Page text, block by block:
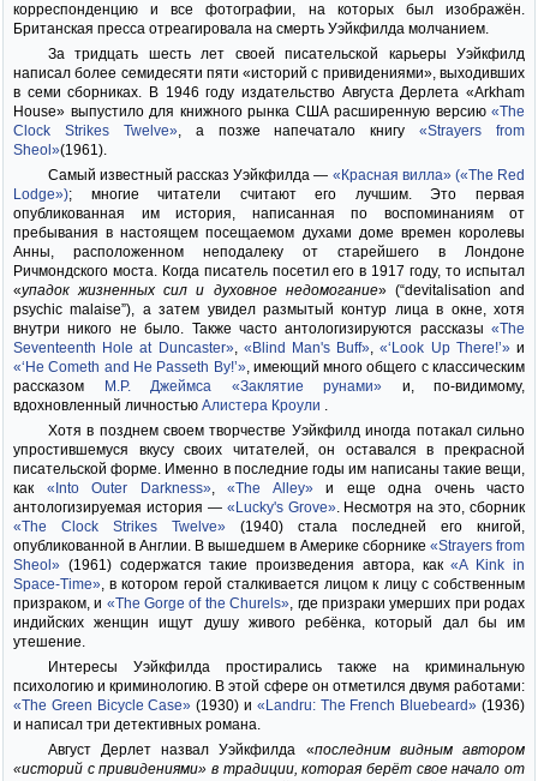
корреспонденцию и все фотографии, на которых был изображён.
Британская пресса отреагировала на смерть Уэйкфилда молчанием.
За тридцать шесть лет своей писательской карьеры Уэйкфилд
написал более семидесяти пяти «историй с привидениями», выходивших
в семи сборниках. В 1946 году издательство Августа Дерлета «Arkham
House» выпустило для книжного рынка США расширенную версию «The
Clock Strikes Twelve», а позже напечатало книгу«Strayers from
Sheol»(1961).
Самый известный рассказ Уэйкфилда — «Красная вилла» («The Red
Lodge»); многие читатели считают его лучшим. Это первая
опубликованная им история, написанная по воспоминаниям от
пребывания в настоящем посещаемом духами доме времен королевы
Анны, расположенном неподалеку от старейшего в Лондоне
Ричмондского моста. Когда писатель посетил его в 1917 году, то испытал
«упадок жизненных сил и духовное недомогание» (“devitalisation and
psychic malaise”), а затем увидел размытый контур лица в окне, хотя
внутри никого не было. Также часто антологизируются рассказы «The
Seventeenth Hole at Duncaster», «Blind Man's Buff»,«‘Look Up There!’»и
«‘He Cometh and He Passeth By!’», имеющий много общего с классическим
рассказом
М.Р. Джеймса «Заклятие рунами» и, по-видимому,
вдохновленный личностью Алистера Кроули .
Хотя в позднем своем творчестве Уэйкфилд иногда потакал сильно
упростившемуся вкусу своих читателей, он оставался в прекрасной
писательской форме. Именно в последние годы им написаны такие вещи,
как «Into Outer Darkness», «The Alley»и еще одна очень часто
антологизируемая история —«Lucky's Grove». Несмотря на это, сборник
«The Clock Strikes Twelve» (1940) стала последней его книгой,
опубликованной в Англии. В вышедшем в Америке сборнике «Strayers from
Sheol» (1961) содержатся такие произведения автора, как«A Kink in
Space-Time», в котором герой сталкивается лицом к лицу с собственным
призраком, и «The Gorge of the Churels», где призраки умерших при родах
индийских женщин ищут душу живого ребёнка, который дал бы им
утешение.
Интересы Уэйкфилда простирались также на криминальную
психологию и криминологию. В этой сфере он отметился двумя работами:
«The Green Bicycle Case»(1930) и «Landru: The French Bluebeard» (1936)
и написал три детективных романа.
Август Дерлет назвал Уэйкфилда «последним видным автором
«историй с привидениями» в традиции, которая берёт свое начало от